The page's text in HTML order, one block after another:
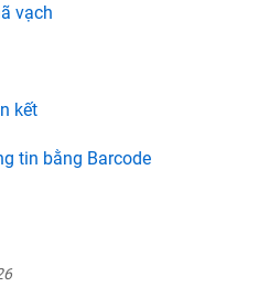
vạch
kết
tin bằng Barcode